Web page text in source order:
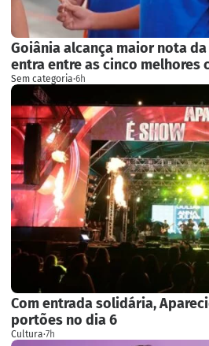
Goiânia alcança maior nota
entra entre as cinco melhores
Sem categoria·6h
Com entrada solidária,
portões no dia 6
Cultura·7h